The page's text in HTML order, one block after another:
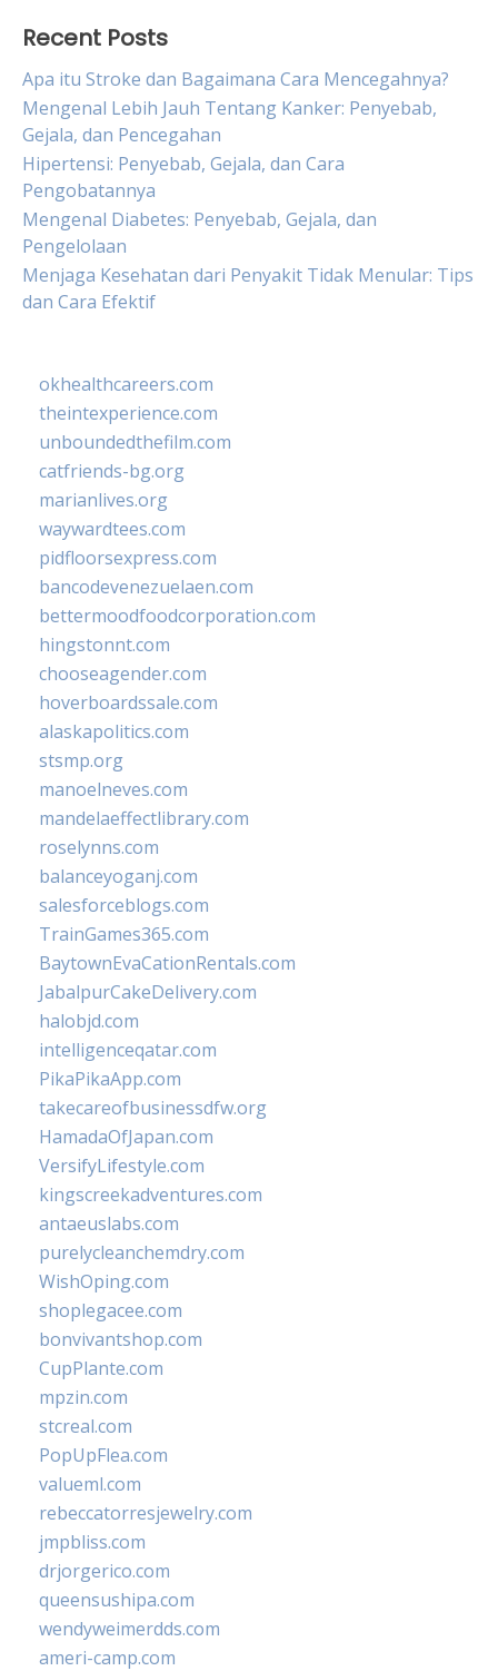
Recent Posts
Apa itu Stroke dan Bagaimana Cara Mencegahnya?
Mengenal Lebih Jauh Tentang Kanker: Penyebab,
Gejala, dan Pencegahan
Hipertensi: Penyebab, Gejala, dan Cara
Pengobatannya
Mengenal Diabetes: Penyebab, Gejala, dan
Pengelolaan
Menjaga Kesehatan dari Penyakit Tidak Menular: Tips
dan Cara Efektif
okhealthcareers.com
theintexperience.com
unboundedthefilm.com
catfriends-bg.org
marianlives.org
waywardtees.com
pidfloorsexpress.com
bancodevenezuelaen.com
bettermoodfoodcorporation.com
hingstonnt.com
chooseagender.com
hoverboardssale.com
alaskapolitics.com
stsmp.org
manoelneves.com
mandelaeffectlibrary.com
roselynns.com
balanceyoganj.com
salesforceblogs.com
TrainGames365.com
BaytownEvaCationRentals.com
JabalpurCakeDelivery.com
halobjd.com
intelligenceqatar.com
PikaPikaApp.com
takecareofbusinessdfw.org
HamadaOfJapan.com
VersifyLifestyle.com
kingscreekadventures.com
antaeuslabs.com
purelycleanchemdry.com
WishOping.com
shoplegacee.com
bonvivantshop.com
CupPlante.com
mpzin.com
stcreal.com
PopUpFlea.com
valueml.com
rebeccatorresjewelry.com
jmpbliss.com
drjorgerico.com
queensushipa.com
wendyweimerdds.com
ameri-camp.com